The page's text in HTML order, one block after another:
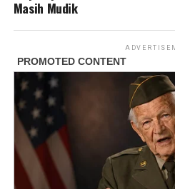
Masih Mudik